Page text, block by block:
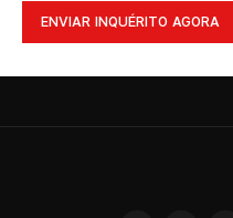
ENVIAR INQUÉRITO AGORA